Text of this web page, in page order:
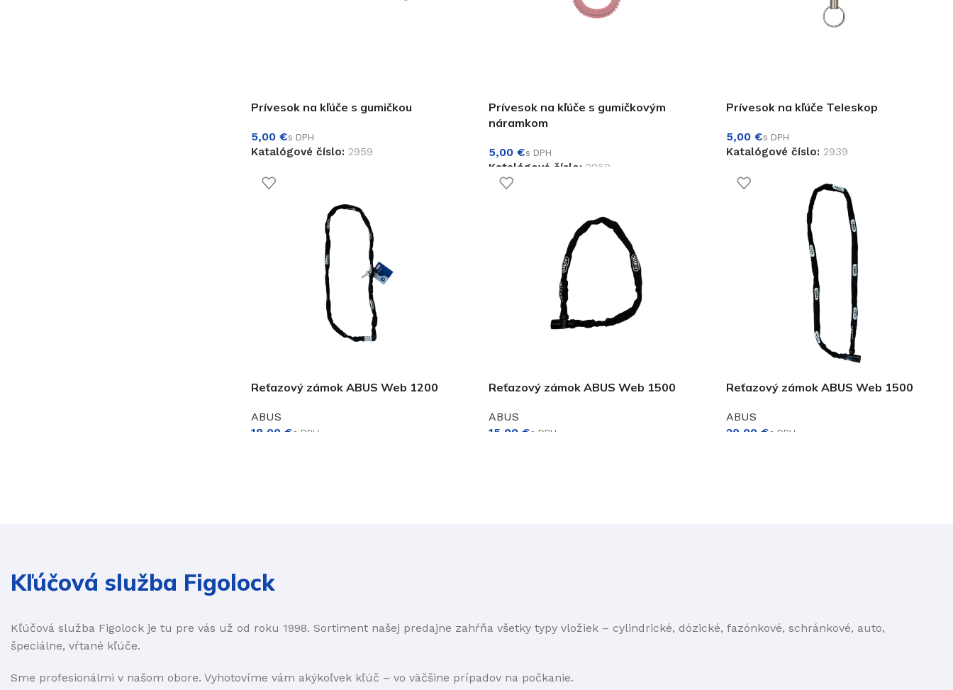
Prívesok na kľúče s gumičkou
€
Katalógové číslo: 2959
Prívesok na kľúče s gumičkovým
náramkom
€
Katalógové číslo: 2960
Prívesok na kľúče Teleskop
€
Katalógové číslo: 2939
Reťazový zámok ABUS Web 1200
ABUS
€
Reťazový zámok ABUS Web 1500
ABUS
€
Reťazový zámok ABUS Web 1500
ABUS
€
Kľúčová služba Figolock
Kľúčová služba Figolock je tu pre vás už od roku 1998. Sortiment našej predajne zahŕňa všetky typy vložiek – cylindrické, dózické, fazónkové, schránkové, auto,
špeciálne, vŕtané kľúče.
Sme profesionálmi v našom obore. Vyhotovíme vám akýkoľvek kľúč – vo väčšine prípadov na počkanie.